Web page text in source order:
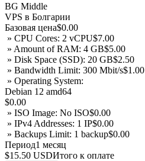
BG Middle
VPS в Болгарии
Базовая цена$0.00
» CPU Cores: 2 vCPU$7.00
» Amount of RAM: 4 GB$5.00
» Disk Space (SSD): 20 GB$2.50
» Bandwidth Limit: 300 Mbit/s$1.00
» Operating System:
Debian 12 amd64
$0.00
» ISO Image: No ISO$0.00
» IPv4 Addresses: 1 IP$0.00
» Backups Limit: 1 backup$0.00
Период1 месяц
$15.50 USDИтого к оплате